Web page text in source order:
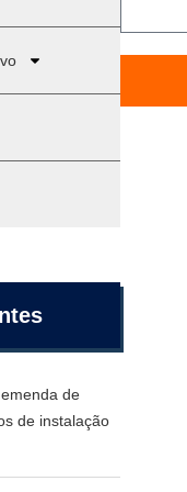
de
de instalação